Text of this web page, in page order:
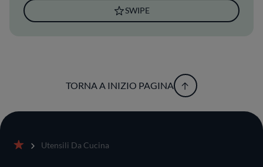
SWIPE
TORNA A INIZIO PAGINA
Utensili Da Cucina